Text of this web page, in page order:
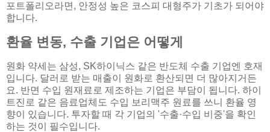
포트폴리오라면, 안정성 높은 코스피 대형주가 기초가 되어야
합니다.
환율 변동, 수출 기업은 어떻게
원화 약세는 삼성, SK하이닉스 같은 반도체 수출 기업엔 호재
입니다. 달러로 받는 매출이 원화로 환산되면 더 많아지거든
요. 반면 수입 원재료로 제조하는 기업은 부담이 됩니다. 하이
트진로 같은 음료업체도 수입 보리맥주 원료를 쓰니 환율 영
향이 있습니다. 투자할 때 각 기업의 '수출·수입 비중'을 확인
하는 것이 필수입니다.